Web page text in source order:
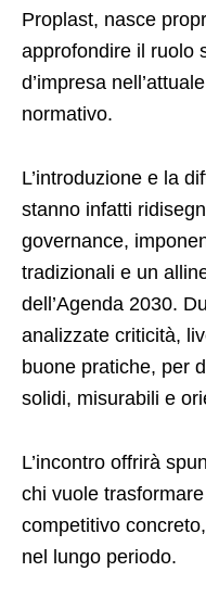
Proplast, nasce
approfondire il ruolo
d’impresa
normativo.
L’introduzione e la
stanno infatti
governance,
tradizionali e un
dell’Agenda 2030.
analizzate criticità,
buone pratiche, per
solidi, misurabili e
L’incontro offrirà
chi vuole
competitivo
nel lungo periodo.